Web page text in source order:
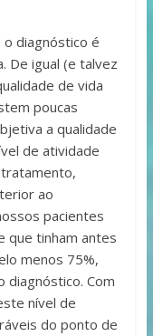
o diagnóstico é
De igual (e talvez
de vida
poucas
a qualidade
de atividade
ao
pacientes
que tinham antes
menos 75%,
Com
nível de
do ponto de